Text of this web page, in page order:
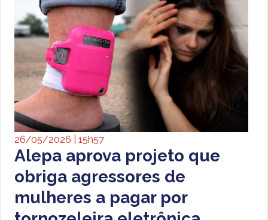
26/05/2026 | 15h57
Alepa aprova projeto que
obriga agressores de
mulheres a pagar por